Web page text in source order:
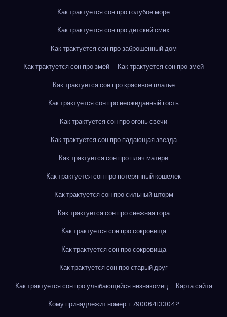
Как трактуется сон про голубое море
Как трактуется сон про детский смех
Как трактуется сон про заброшенный дом
Как трактуется сон про змей
Как трактуется сон про змей
Как трактуется сон про красивое платье
Как трактуется сон про неожиданный гость
Как трактуется сон про огонь свечи
Как трактуется сон про падающая звезда
Как трактуется сон про плач матери
Как трактуется сон про потерянный кошелек
Как трактуется сон про сильный шторм
Как трактуется сон про снежная гора
Как трактуется сон про сокровища
Как трактуется сон про сокровища
Как трактуется сон про старый друг
Как трактуется сон про улыбающийся незнакомец
Карта сайта
Кому принадлежит номер +79006413304?